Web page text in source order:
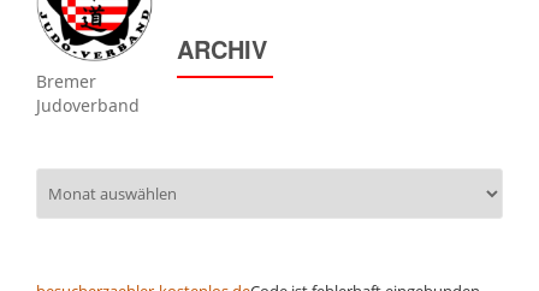
Bremer
Judoverband
ARCHIV